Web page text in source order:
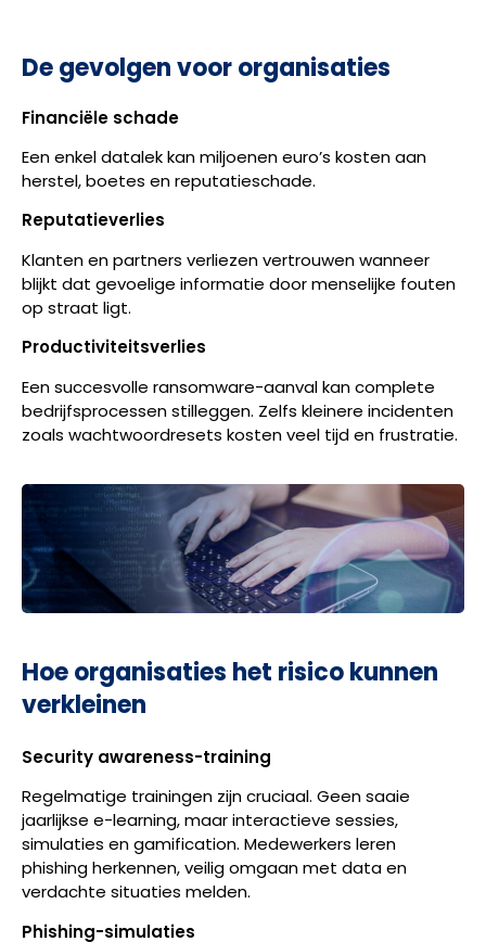
De gevolgen voor organisaties
Financiële schade
Een enkel datalek kan miljoenen euro’s kosten aan
herstel, boetes en reputatieschade.
Reputatieverlies
Klanten en partners verliezen vertrouwen wanneer
blijkt dat gevoelige informatie door menselijke fouten
op straat ligt.
Productiviteitsverlies
Een succesvolle ransomware-aanval kan complete
bedrijfsprocessen stilleggen. Zelfs kleinere incidenten
zoals wachtwoordresets kosten veel tijd en frustratie.
Hoe organisaties het risico kunnen
verkleinen
Security awareness-training
Regelmatige trainingen zijn cruciaal. Geen saaie
jaarlijkse e-learning, maar interactieve sessies,
simulaties en gamification. Medewerkers leren
phishing herkennen, veilig omgaan met data en
verdachte situaties melden.
Phishing-simulaties